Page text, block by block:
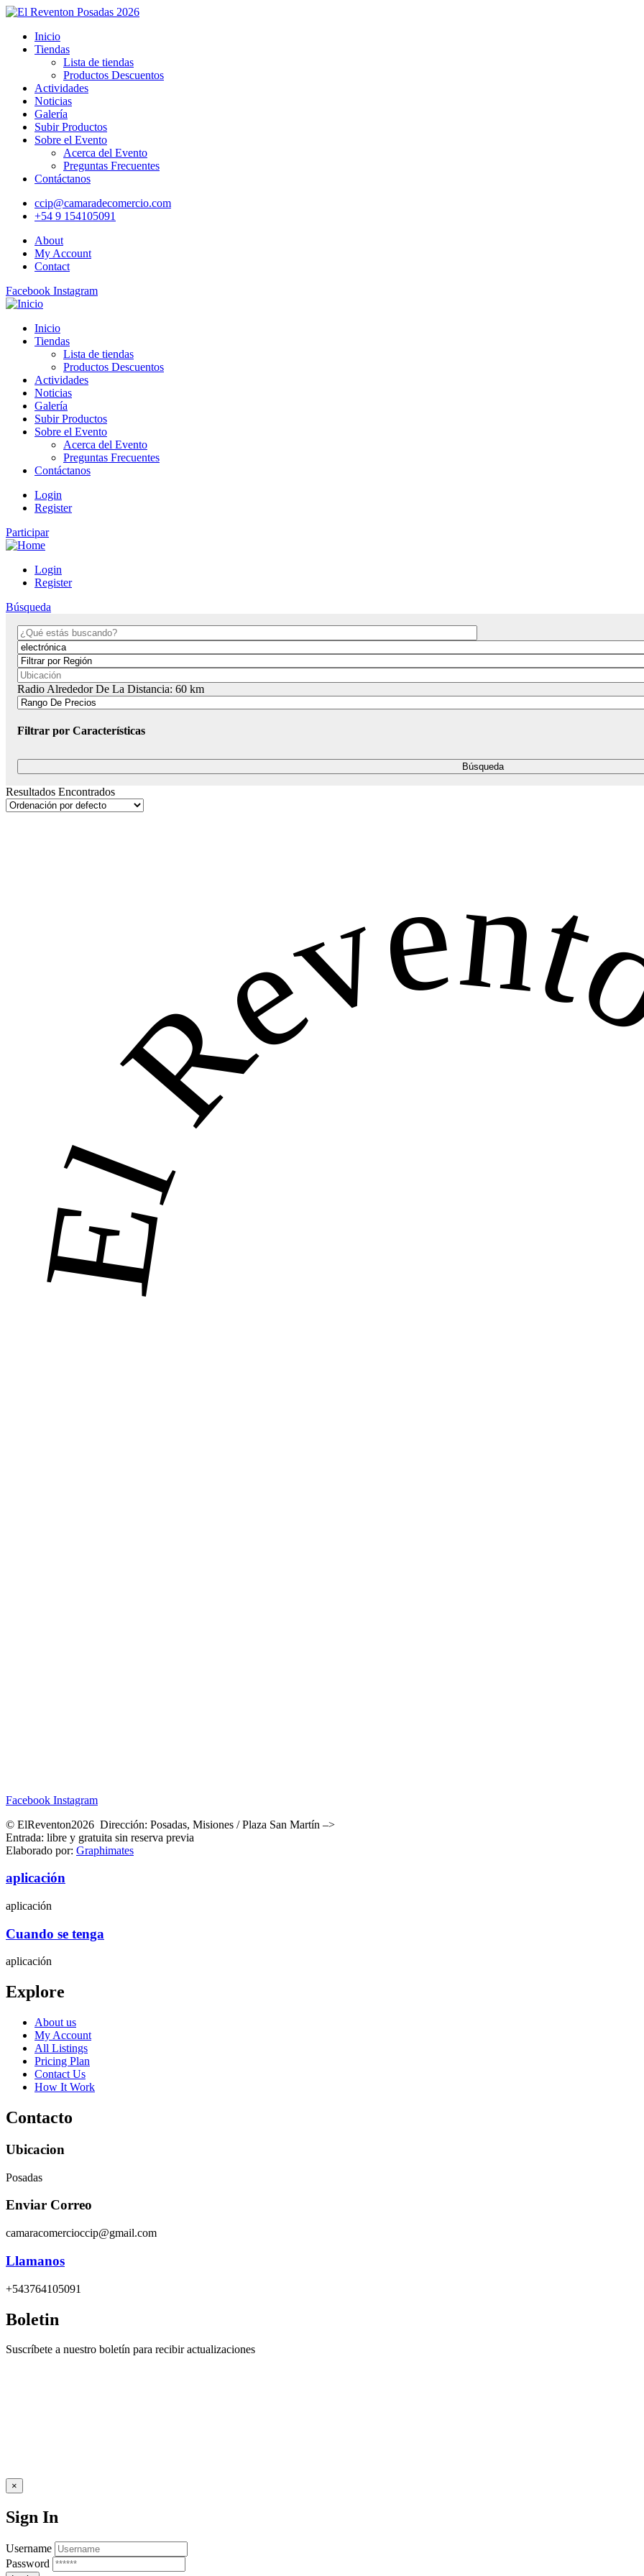
Inicio
Tiendas
Lista de tiendas
Productos Descuentos
Actividades
Noticias
Galería
Subir Productos
Sobre el Evento
Acerca del Evento
Preguntas Frecuentes
Contáctanos
ccip@camaradecomercio.com
+54 9 154105091
About
My Account
Contact
Facebook Instagram
Inicio
Tiendas
Lista de tiendas
Productos Descuentos
Actividades
Noticias
Galería
Subir Productos
Sobre el Evento
Acerca del Evento
Preguntas Frecuentes
Contáctanos
Login
Register
Participar
Login
Register
Búsqueda
Radio Alrededor De La Distancia: 60 km
Filtrar por Características
Resultados Encontrados
El
Facebook Instagram
© ElReventon2026 Dirección: Posadas, Misiones / Plaza San Martín –>
Entrada: libre y gratuita sin reserva previa
Elaborado por: Graphimates
aplicación
aplicación
Cuando se tenga
aplicación
Explore
About us
My Account
All Listings
Pricing Plan
Contact Us
How It Work
Contacto
Ubicacion
Posadas
Enviar Correo
camaracomercioccip@gmail.com
Llamanos
+543764105091
Boletin
Suscríbete a nuestro boletín para recibir actualizaciones
×
Sign In
Username
Password